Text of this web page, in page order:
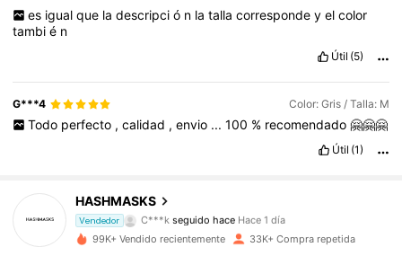
es igual que la descripci ó n la talla corresponde y el color
tambié n
Útil (5)
G***4 Color: Gris / Talla: M
Todo perfecto , calidad , envio ... 100 % recomendado 🤗🤗🤗
Útil (1)
HASHMASKS
Vendedor C***k seguido hace Hace 1 día
C***k
está navegando
5.2K Seguidores
99K+ Vendido recientemente 33K+ Compra repetida